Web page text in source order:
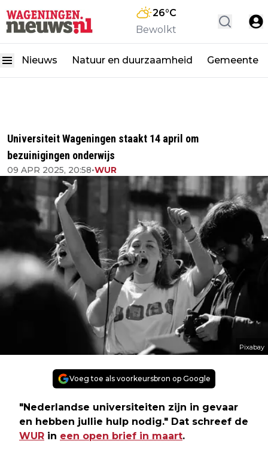
26°C
Bewolkt
Nieuws Natuur en duurzaamheid Gemeente
Universiteit Wageningen staakt 14 april om
bezuinigingen onderwijs
09 APR 2025, 20:58•WUR
Pixabay
Voeg toe als voorkeursbron op Google
"Nederlandse universiteiten zijn in gevaar
en hebben jullie hulp nodig." Dat schreef de
WUR in een open brief in maart.